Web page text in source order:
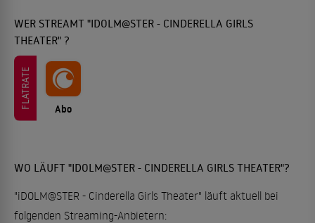
WER STREAMT "IDOLM@STER - CINDERELLA GIRLS
THEATER" ?
FLATRATE Abo
WO LÄUFT "IDOLM@STER - CINDERELLA GIRLS THEATER"?
"iDOLM@STER - Cinderella Girls Theater" läuft aktuell bei
folgenden Streaming-Anbietern: